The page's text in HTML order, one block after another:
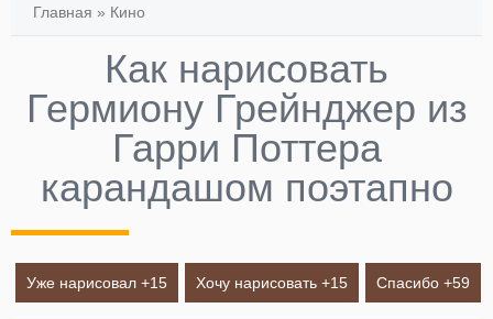
Главная » Кино
Как нарисовать
Гермиону Грейнджер из
Гарри Поттера
карандашом поэтапно
Уже нарисовал +15 Хочу нарисовать +15 Спасибо +59